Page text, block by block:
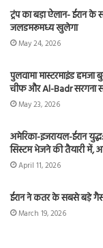
ट्रंप का बड़ा ऐलान- ईरान
जलडमरूमध्य खुलेगा
May 24, 2026
पुलवामा मास्टरमाइंड हमजा
चीफ और Al-Badr
May 23, 2026
अमेरिका-इजरायल-ईरान
सिस्टम भेजने की तैयारी में,
April 11, 2026
ईरान ने कतर के सबसे बड़े
March 19, 2026